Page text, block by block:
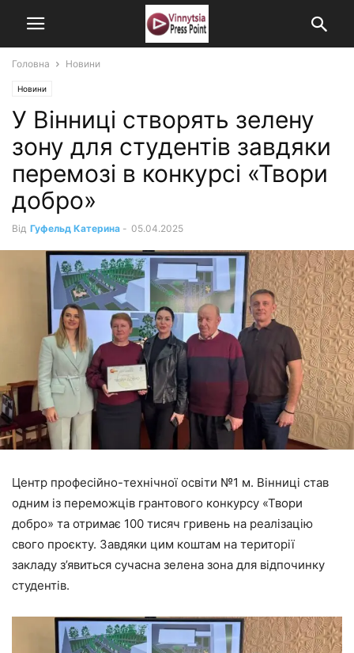
Головна Новини
Новини
У Вінниці створять зелену
зону для студентів завдяки
перемозі в конкурсі «Твори
добро»
Від Гуфельд Катерина - 05.04.2025
Центр професійно-технічної освіти №1 м. Вінниці став
одним із переможців грантового конкурсу «Твори
добро» та отримає 100 тисяч гривень на реалізацію
свого проєкту. Завдяки цим коштам на території
закладу з’явиться сучасна зелена зона для відпочинку
студентів.